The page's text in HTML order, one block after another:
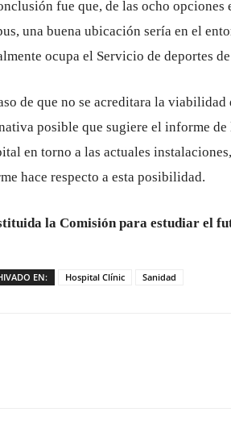
fue que, de las ocho
una buena ubicación sería en el
ocupa el Servicio de deportes
de que no se acreditara la viabilidad
posible que sugiere el informe
en torno a las actuales
hace respecto a esta posibilidad.
la Comisión para estudiar el
EN: Hospital Clínic Sanidad